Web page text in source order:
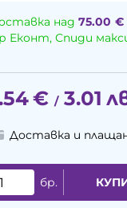
над 75.00 €
Еконт, Спиди
€ / 3.01
Доставка и
бр.